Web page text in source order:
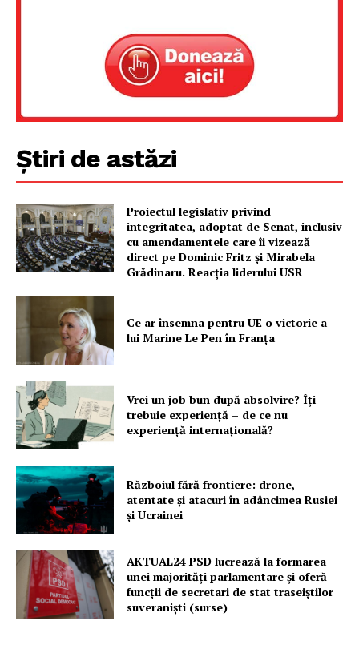
Știri de astăzi
Proiectul legislativ privind
integritatea, adoptat de Senat, inclusiv
cu amendamentele care îi vizează
direct pe Dominic Fritz și Mirabela
Grădinaru. Reacția liderului USR
Ce ar însemna pentru UE o victorie a
lui Marine Le Pen în Franța
Vrei un job bun după absolvire? Îți
trebuie experiență – de ce nu
experiență internațională?
Războiul fără frontiere: drone,
atentate și atacuri în adâncimea Rusiei
și Ucrainei
AKTUAL24 PSD lucrează la formarea
unei majorităţi parlamentare și oferă
funcții de secretari de stat traseiștilor
suveraniști (surse)